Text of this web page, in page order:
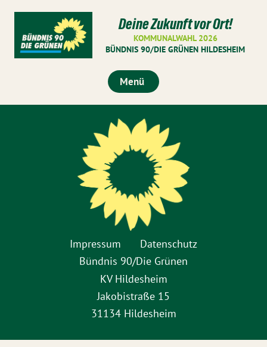
Deine Zukunft vor Ort!
KOMMUNALWAHL 2026
BÜNDNIS 90/DIE GRÜNEN HILDESHEIM
Menü
Impressum
Datenschutz
Bündnis 90/Die Grünen
KV Hildesheim
Jakobistraße 15
31134 Hildesheim